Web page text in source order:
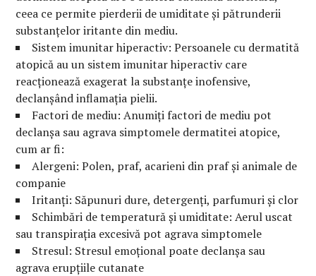
ceea ce permite pierderii de umiditate și pătrunderii
substanțelor iritante din mediu.
Sistem imunitar hiperactiv: Persoanele cu dermatită
atopică au un sistem imunitar hiperactiv care
reacționează exagerat la substanțe inofensive,
declanșând inflamația pielii.
Factori de mediu: Anumiți factori de mediu pot
declanșa sau agrava simptomele dermatitei atopice,
cum ar fi:
Alergeni: Polen, praf, acarieni din praf și animale de
companie
Iritanți: Săpunuri dure, detergenți, parfumuri și clor
Schimbări de temperatură și umiditate: Aerul uscat
sau transpirația excesivă pot agrava simptomele
Stresul: Stresul emoțional poate declanșa sau
agrava erupțiile cutanate